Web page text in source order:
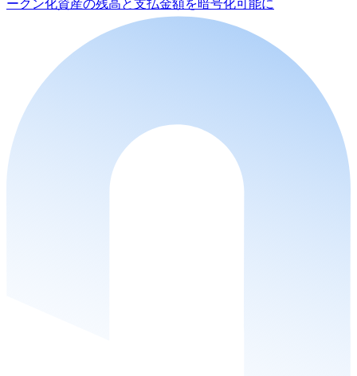
ークン化資産の残高と支払金額を暗号化可能に